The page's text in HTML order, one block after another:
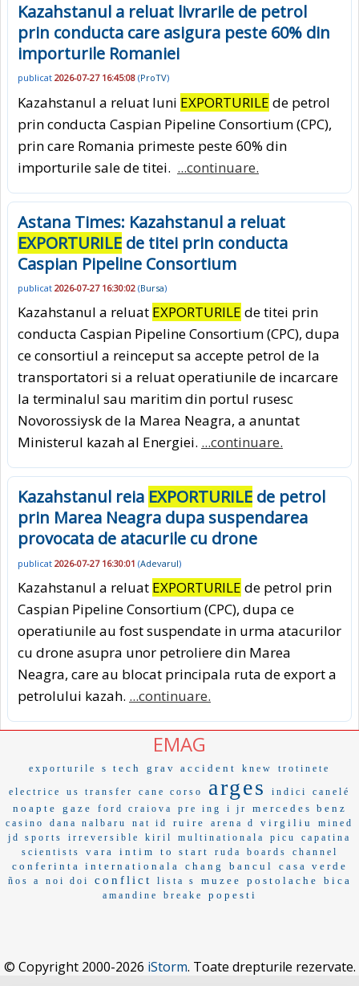
Kazahstanul a reluat livrarile de petrol
prin conducta care asigura peste 60% din
importurile Romaniei
publicat 2026-07-27 16:45:08 (ProTV)
Kazahstanul a reluat luni EXPORTURILE de petrol
prin conducta Caspian Pipeline Consortium (CPC),
prin care Romania primeste peste 60% din
importurile sale de titei. ...continuare.
Astana Times: Kazahstanul a reluat
EXPORTURILE de titei prin conducta
Caspian Pipeline Consortium
publicat 2026-07-27 16:30:02 (Bursa)
Kazahstanul a reluat EXPORTURILE de titei prin
conducta Caspian Pipeline Consortium (CPC), dupa
ce consortiul a reinceput sa accepte petrol de la
transportatori si a reluat operatiunile de incarcare
la terminalul sau maritim din portul rusesc
Novorossiysk de la Marea Neagra, a anuntat
Ministerul kazah al Energiei. ...continuare.
Kazahstanul reia EXPORTURILE de petrol
prin Marea Neagra dupa suspendarea
provocata de atacurile cu drone
publicat 2026-07-27 16:30:01 (Adevarul)
Kazahstanul a reluat EXPORTURILE de petrol prin
Caspian Pipeline Consortium (CPC), dupa ce
operatiunile au fost suspendate in urma atacurilor
cu drone asupra unor petroliere din Marea
Neagra, care au blocat principala ruta de export a
petrolului kazah. ...continuare.
EMAG
exporturile s tech grav accident knew trotinete
electrice us transfer cane corso arges indici canelé
noapte gaze ford craiova pre ing i jr mercedes benz
casino dana nalbaru nat id ruire arena d virgiliu
mined
jd sports
irreversible kiril multinationala picu
capatina
scientists
vara intim to start ruda boards channel
conferinta internationala chang bancul casa verde
ños a noi doi conflict lista s muzee postolache bica
amandine breake popesti
© Copyright 2000-2026 iStorm. Toate drepturile rezervate.